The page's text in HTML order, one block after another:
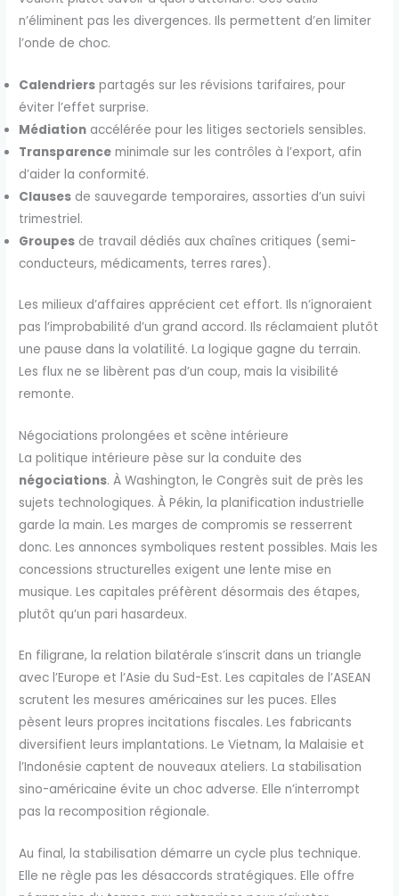
n’éliminent pas les divergences. Ils permettent d’en limiter
l’onde de choc.
Calendriers partagés sur les révisions tarifaires, pour
éviter l’effet surprise.
Médiation accélérée pour les litiges sectoriels sensibles.
Transparence minimale sur les contrôles à l’export, afin
d’aider la conformité.
Clauses de sauvegarde temporaires, assorties d’un suivi
trimestriel.
Groupes de travail dédiés aux chaînes critiques (semi-
conducteurs, médicaments, terres rares).
Les milieux d’affaires apprécient cet effort. Ils n’ignoraient
pas l’improbabilité d’un grand accord. Ils réclamaient plutôt
une pause dans la volatilité. La logique gagne du terrain.
Les flux ne se libèrent pas d’un coup, mais la visibilité
remonte.
Négociations prolongées et scène intérieure
La politique intérieure pèse sur la conduite des
négociations. À Washington, le Congrès suit de près les
sujets technologiques. À Pékin, la planification industrielle
garde la main. Les marges de compromis se resserrent
donc. Les annonces symboliques restent possibles. Mais les
concessions structurelles exigent une lente mise en
musique. Les capitales préfèrent désormais des étapes,
plutôt qu’un pari hasardeux.
En filigrane, la relation bilatérale s’inscrit dans un triangle
avec l’Europe et l’Asie du Sud-Est. Les capitales de l’ASEAN
scrutent les mesures américaines sur les puces. Elles
pèsent leurs propres incitations fiscales. Les fabricants
diversifient leurs implantations. Le Vietnam, la Malaisie et
l’Indonésie captent de nouveaux ateliers. La stabilisation
sino-américaine évite un choc adverse. Elle n’interrompt
pas la recomposition régionale.
Au final, la stabilisation démarre un cycle plus technique.
Elle ne règle pas les désaccords stratégiques. Elle offre